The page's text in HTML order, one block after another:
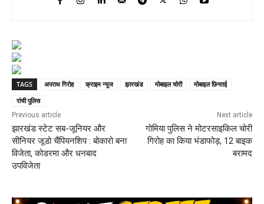
TAGS अपराध गिरोह क्राइम न्यूज झारखंड मोबाइल चोरी
मोबाइल छिनतई
रांची पुलिस
Previous article
झारखंड स्टेट सब-जूनियर और
सीनियर जूडो चैंपियनशिप : बोकारो बना
विजेता, कोडरमा और धनबाद
उपविजेता
Next article
गोमिया पुलिस ने मोटरसाइकिल चोरी
गिरोह का किया भंडाफोड़, 12 बाइक
बरामद